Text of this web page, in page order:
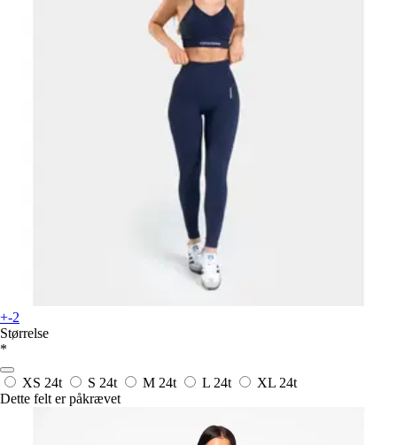
+-2
Størrelse
*
XS 24t S 24t M 24t L 24t XL 24t
Dette felt er påkrævet